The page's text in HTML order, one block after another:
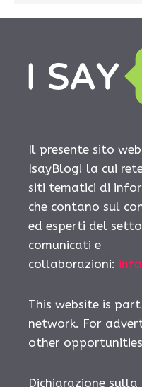
Il presente sito
IsayBlog! la cui
siti tematici di
che contano sul
ed esperti del
comunicati e
collaborazioni:
This website is
network. For
other
Dichiarazione sulla